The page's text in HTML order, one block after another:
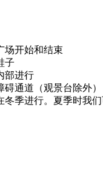
场开始和结束
子
部进行
碍通道（观景台除外）
冬季进行。夏季时我